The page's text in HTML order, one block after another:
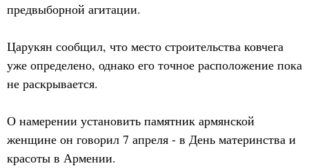
предвыборной агитации.
Царукян сообщил, что место строительства ковчега
уже определено, однако его точное расположение пока
не раскрывается.
О намерении установить памятник армянской
женщине он говорил 7 апреля - в День материнства и
красоты в Армении.